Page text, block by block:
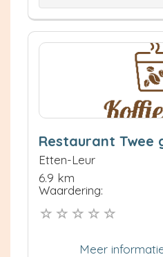
Restaurant Twee
Etten-Leur
6.9 km
Waardering:
Meer